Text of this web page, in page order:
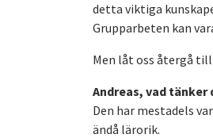
detta viktiga
Grupparbeten kan
Men låt oss återgå
Andreas, vad tänker
Den har mestadels
ändå lärorik.